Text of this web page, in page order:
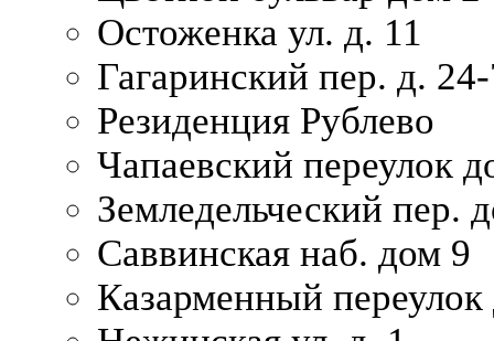
Остоженка ул. д. 11
Гагаринский пер. д.
Резиденция Рублево
Чапаевский переулок
Земледельческий пер.
Саввинская наб. дом 9
Казарменный переулок